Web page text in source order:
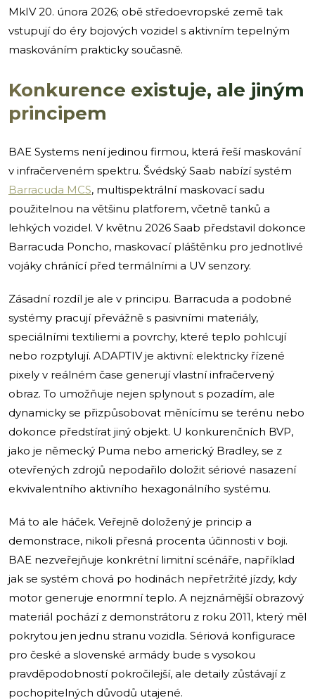
MkIV 20. února 2026; obě středoevropské země tak
vstupují do éry bojových vozidel s aktivním tepelným
maskováním prakticky současně.
Konkurence existuje, ale jiným
principem
BAE Systems není jedinou firmou, která řeší maskování
v infračerveném spektru. Švédský Saab nabízí systém
Barracuda MCS, multispektrální maskovací sadu
použitelnou na většinu platforem, včetně tanků a
lehkých vozidel. V květnu 2026 Saab představil dokonce
Barracuda Poncho, maskovací pláštěnku pro jednotlivé
vojáky chránící před termálními a UV senzory.
Zásadní rozdíl je ale v principu. Barracuda a podobné
systémy pracují převážně s pasivními materiály,
speciálními textiliemi a povrchy, které teplo pohlcují
nebo rozptylují. ADAPTIV je aktivní: elektricky řízené
pixely v reálném čase generují vlastní infračervený
obraz. To umožňuje nejen splynout s pozadím, ale
dynamicky se přizpůsobovat měnícímu se terénu nebo
dokonce předstírat jiný objekt. U konkurenčních BVP,
jako je německý Puma nebo americký Bradley, se z
otevřených zdrojů nepodařilo doložit sériové nasazení
ekvivalentního aktivního hexagonálního systému.
Má to ale háček. Veřejně doložený je princip a
demonstrace, nikoli přesná procenta účinnosti v boji.
BAE nezveřejňuje konkrétní limitní scénáře, například
jak se systém chová po hodinách nepřetržité jízdy, kdy
motor generuje enormní teplo. A nejznámější obrazový
materiál pochází z demonstrátoru z roku 2011, který měl
pokrytou jen jednu stranu vozidla. Sériová konfigurace
pro české a slovenské armády bude s vysokou
pravděpodobností pokročilejší, ale detaily zůstávají z
pochopitelných důvodů utajené.